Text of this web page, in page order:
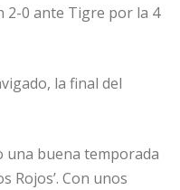
2-0 ante Tigre por la 4
la final del
una buena temporada
Rojos’. Con unos